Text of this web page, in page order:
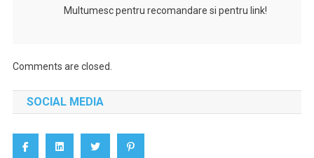
Multumesc pentru recomandare si pentru link!
Comments are closed.
SOCIAL MEDIA